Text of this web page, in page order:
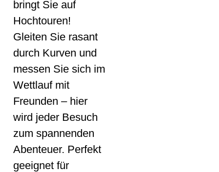
bringt Sie auf
Hochtouren!
Gleiten Sie rasant
durch Kurven und
messen Sie sich im
Wettlauf mit
Freunden – hier
wird jeder Besuch
zum spannenden
Abenteuer. Perfekt
geeignet für